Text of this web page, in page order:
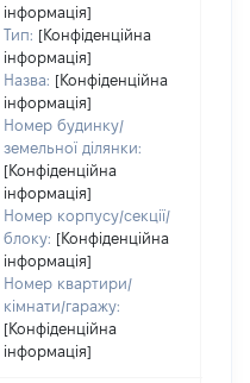
інформація]
Тип: [Конфіденційна
інформація]
Назва: [Конфіденційна
інформація]
Номер будинку/
земельної ділянки:
[Конфіденційна
інформація]
Номер корпусу/секції/
блоку: [Конфіденційна
інформація]
Номер квартири/
кімнати/гаражу:
[Конфіденційна
інформація]